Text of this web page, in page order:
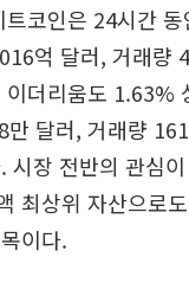
트코인은 24시간
억 달러, 거래량
이더리움도 1.63%
달러, 거래량
시장 전반의 관심
최상위 자산으로
이다.